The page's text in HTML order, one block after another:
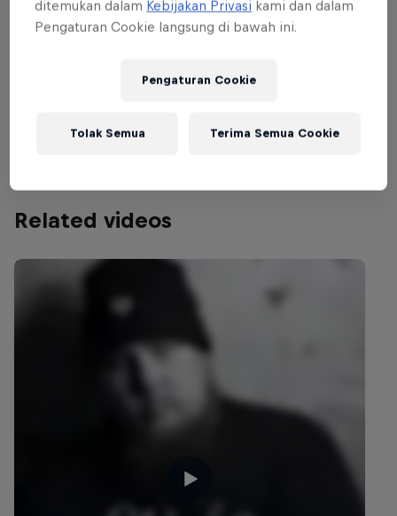
Mala, Carl Craig, Derrick May) and
Other names on the bill include Nicolas
Related videos
ditemukan dalam Kebijakan Privasi kami dan dalam
Pengaturan Cookie langsung di bawah ini.
Pengaturan Cookie
Tolak Semua Terima Semua Cookie